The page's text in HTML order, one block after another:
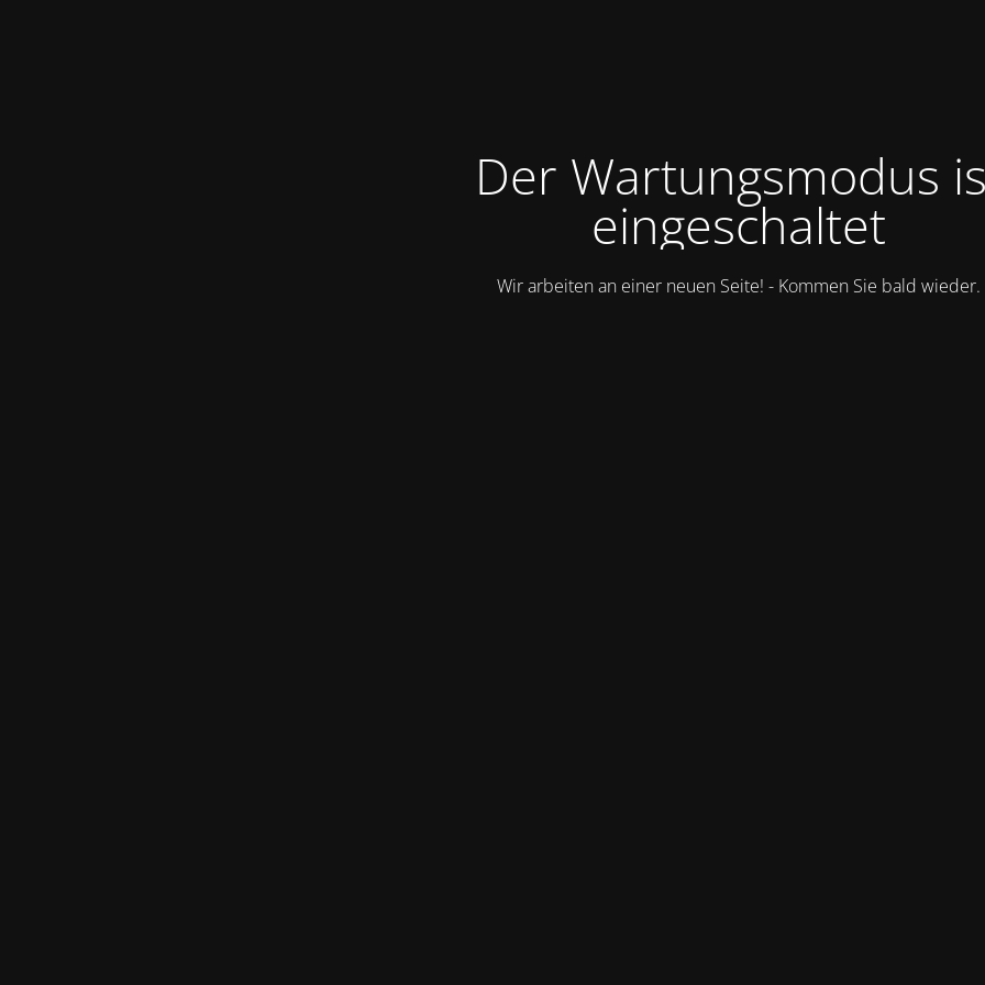
Der Wartungsmodus
eingeschaltet
Wir arbeiten an einer neuen Seite! - Kommen Sie bald wieder.